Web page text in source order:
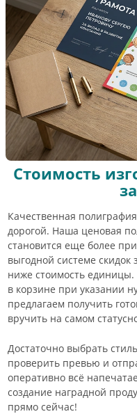
Стоимость
Качественная
дорогой. Наша ценовая
становится еще более
выгодной системе
ниже стоимость
в корзине при указании
предлагаем получить
вручить на самом
Достаточно выбрать
проверить превью и
оперативно всё
создание наградной
прямо сейчас!